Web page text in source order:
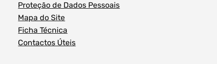
Proteção de Dados Pessoais
Mapa do Site
Ficha Técnica
Contactos Úteis